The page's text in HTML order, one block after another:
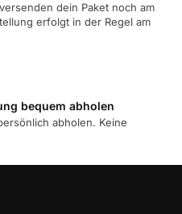
dein Paket noch am
erfolgt in der Regel am
bequem abholen
abholen. Keine